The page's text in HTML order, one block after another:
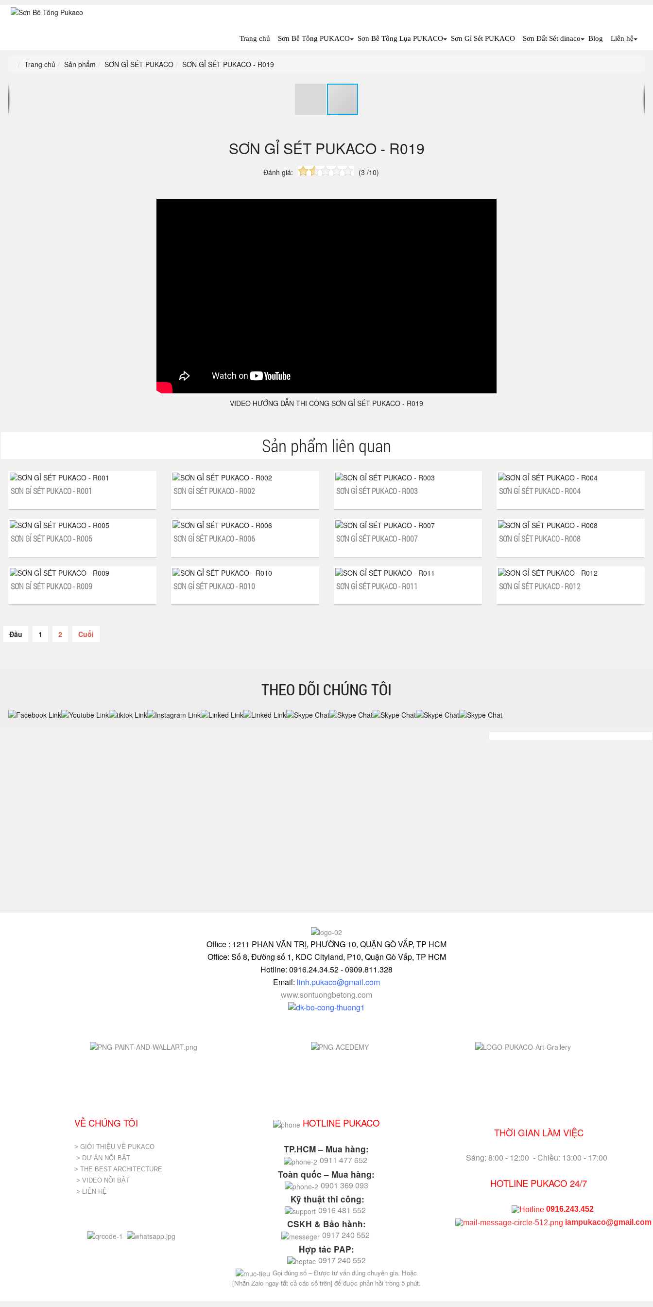
Trang chủ Sơn Bê Tông PUKACO Sơn Bê Tông Lụa PUKACO Sơn Gỉ Sét PUKACO Sơn Đất Sét dinaco Blog Liên hệ
Trang chủ Sản phẩm SƠN GỈ SÉT PUKACO SƠN GỈ SÉT PUKACO - R019
SƠN GỈ SÉT PUKACO - R019
Đánh giá: (3 /10)
VIDEO HƯỚNG DẪN THI CÔNG SƠN GỈ SÉT PUKACO - R019
Sản phẩm liên quan
SƠN GỈ SÉT PUKACO - R001 SƠN GỈ SÉT PUKACO - R002 SƠN GỈ SÉT PUKACO - R003 SƠN GỈ SÉT PUKACO - R004
SƠN GỈ SÉT PUKACO - R005 SƠN GỈ SÉT PUKACO - R006 SƠN GỈ SÉT PUKACO - R007 SƠN GỈ SÉT PUKACO - R008
SƠN GỈ SÉT PUKACO - R009 SƠN GỈ SÉT PUKACO - R010 SƠN GỈ SÉT PUKACO - R011 SƠN GỈ SÉT PUKACO - R012
Đầu 1 2 Cuối
THEO DÕI CHÚNG TÔI
Office : 1211 PHAN VĂN TRỊ, PHƯỜNG 10, QUẬN GÒ VẤP, TP HCM
Office: Số 8, Đường số 1, KDC Cityland, P10, Quận Gò Vấp, TP HCM
Hotline: 0916.24.34.52 - 0909.811.328
Email: linh.pukaco@gmail.com
www.sontuongbetong.com
VỀ CHÚNG TÔI
> GIỚI THIỆU VỀ PUKACO
> DỰ ÁN NỔI BẬT
> THE BEST ARCHITECTURE
> VIDEO NỔI BẬT
> LIÊN HỆ
HOTLINE PUKACO
TP.HCM – Mua hàng:
0911 477 652
Toàn quốc – Mua hàng:
0901 369 093
Kỹ thuật thi công:
0916 481 552
CSKH & Bảo hành:
0917 240 552
Hợp tác PAP:
0917 240 552
Gọi đúng số – Được tư vấn đúng chuyên gia. Hoặc
[Nhắn Zalo ngay tất cả các số trên] để được phản hồi trong 5 phút.
THỜI GIAN LÀM VIỆC
Sáng: 8:00 - 12:00 - Chiều: 13:00 - 17:00
HOTLINE PUKACO 24/7
0916.243.452
iampukaco@gmail.com